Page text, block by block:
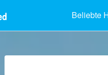
Beliebte